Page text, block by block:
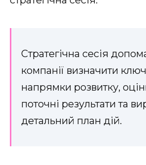
Стратегічна сесія
компанії визначити
напрямки розвитку,
поточні результати та
детальний план дій.